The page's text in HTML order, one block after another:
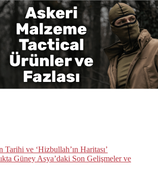
Tarihi ve ‘Hizbullah’ın Haritası’
Güney Asya’daki Son Gelişmeler ve